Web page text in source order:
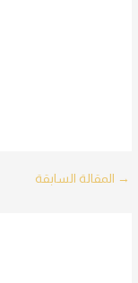
Post
→ المقالة السابقة